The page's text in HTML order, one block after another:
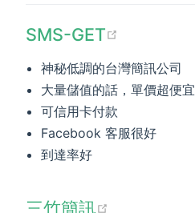
SMS-GET
神秘低調的台灣簡訊公司
大量儲值的話，單價超便宜
可信用卡付款
Facebook 客服很好
到達率好
三竹簡訊